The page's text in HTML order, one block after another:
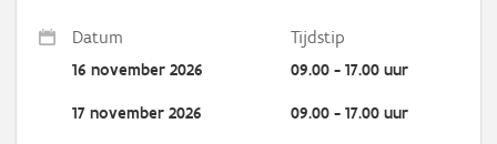
Datum Tijdstip
16 november 2026 09.00 - 17.00 uur
17 november 2026 09.00 - 17.00 uur